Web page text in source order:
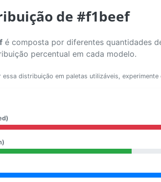
de #f1beef
é composta por diferentes quantidades
percentual em cada modelo.
essa distribuição em paletas utilizáveis, experimente